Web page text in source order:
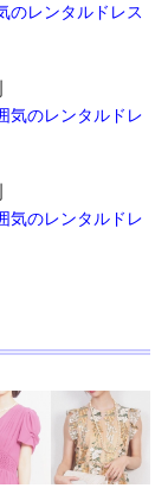
のレンタルドレス
気のレンタルドレ
気のレンタルドレ